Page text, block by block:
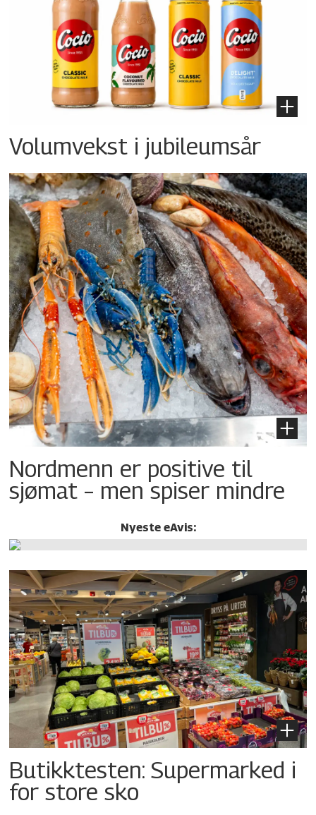
Volumvekst i jubileumsår
Nordmenn er positive til
sjømat – men spiser mindre
Nyeste eAvis:
Butikktesten: Supermarked i
for store sko